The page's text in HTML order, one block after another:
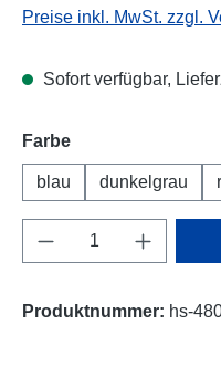
Preise inkl. MwSt. zzgl.
Sofort verfügbar,
Farbe
blau dunkelgrau
Produkt Anzahl:
Produktnummer: hs-